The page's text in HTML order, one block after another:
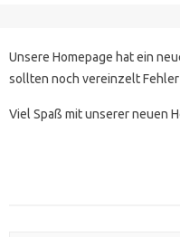
Unsere Homepage hat ein
sollten noch vereinzelt
Viel Spaß mit unserer neuen